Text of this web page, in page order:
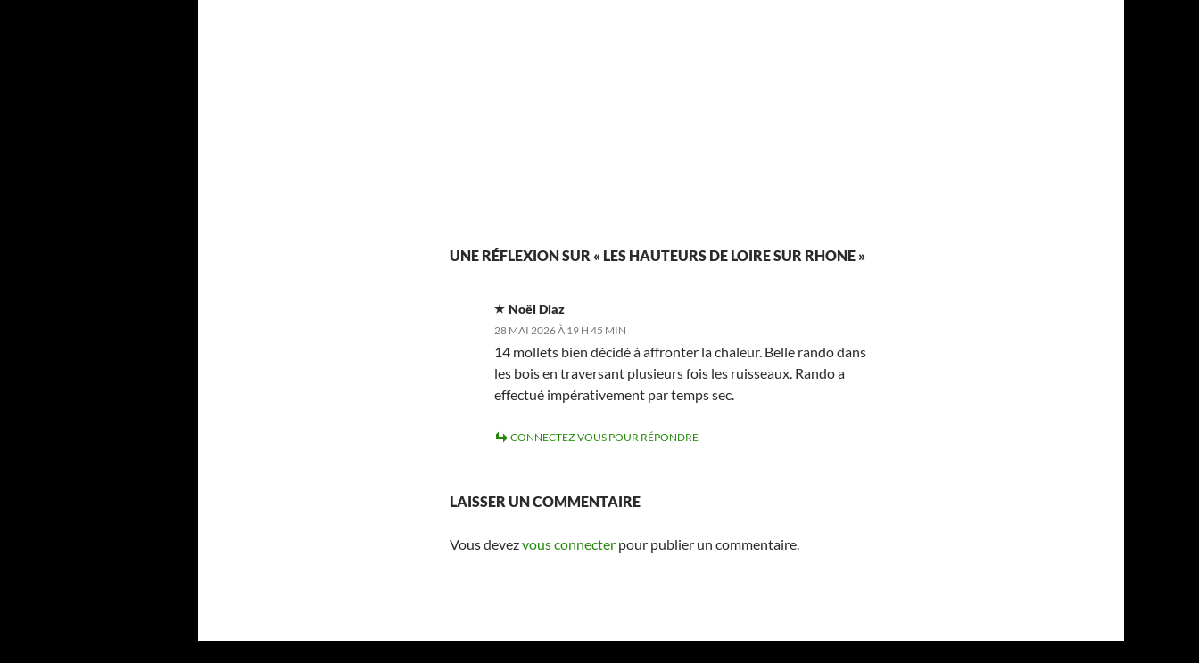
UNE RÉFLEXION SUR « LES HAUTEURS DE LOIRE SUR RHONE »
Noël Diaz
28 MAI 2026 À 19 H 45 MIN
14 mollets bien décidé à affronter la chaleur. Belle rando dans
les bois en traversant plusieurs fois les ruisseaux. Rando a
effectué impérativement par temps sec.
CONNECTEZ-VOUS POUR RÉPONDRE
LAISSER UN COMMENTAIRE
Vous devezvous connecter pour publier un commentaire.